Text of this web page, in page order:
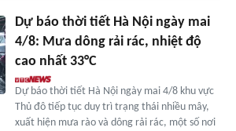
Dự báo thời tiết Hà Nội ngày mai
4/8: Mưa dông rải rác, nhiệt độ
cao nhất 33°C
Dự báo thời tiết Hà Nội ngày mai 4/8 khu vực
Thủ đô tiếp tục duy trì trạng thái nhiều mây,
xuất hiện mưa rào và dông rải rác, một số nơi